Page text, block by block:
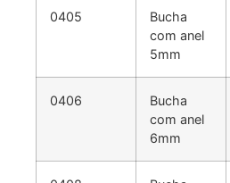
0405
Bucha
com anel
5mm
0406
Bucha
com anel
6mm